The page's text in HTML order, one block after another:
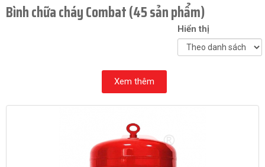
Bình chữa cháy Combat (45 sản phẩm)
Hiển thị
Xem thêm